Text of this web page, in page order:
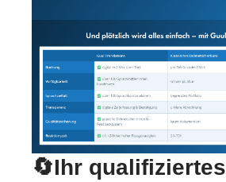
🔄Ihr qualifiziertes